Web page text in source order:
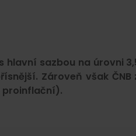
sazbou na úrovni
Zároveň však ČNB
proinflační).